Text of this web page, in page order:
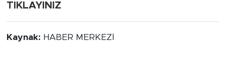
TIKLAYINIZ
Kaynak: HABER MERKEZİ